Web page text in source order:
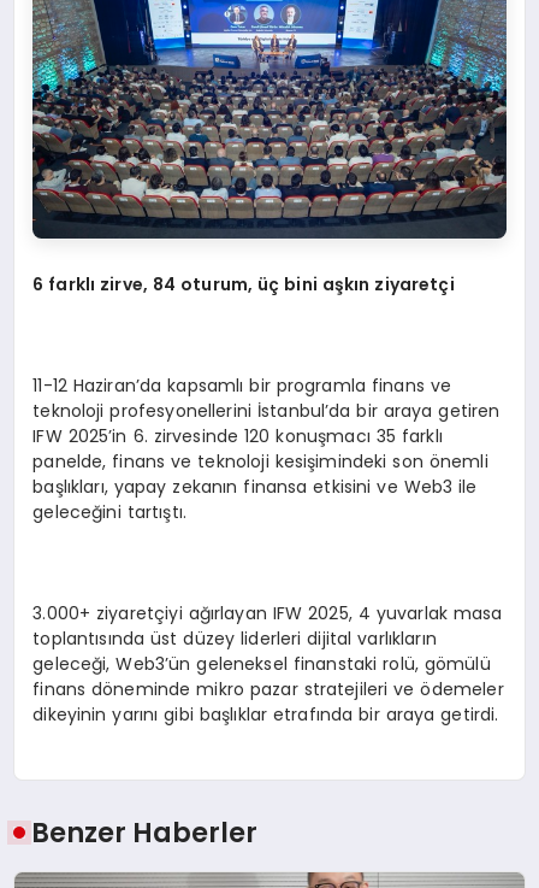
6 farklı zirve, 84 oturum, üç bini aşkın ziyaretçi
11-12 Haziran’da kapsamlı bir programla finans ve
teknoloji profesyonellerini İstanbul’da bir araya getiren
IFW 2025’in 6. zirvesinde 120 konuşmacı 35 farklı
panelde, finans ve teknoloji kesişimindeki son önemli
başlıkları, yapay zekanın finansa etkisini ve Web3 ile
geleceğini tartıştı.
3.000+ ziyaretçiyi ağırlayan IFW 2025, 4 yuvarlak masa
toplantısında üst düzey liderleri dijital varlıkların
geleceği, Web3’ün geleneksel finanstaki rolü, gömülü
finans döneminde mikro pazar stratejileri ve ödemeler
dikeyinin yarını gibi başlıklar etrafında bir araya getirdi.
Benzer Haberler